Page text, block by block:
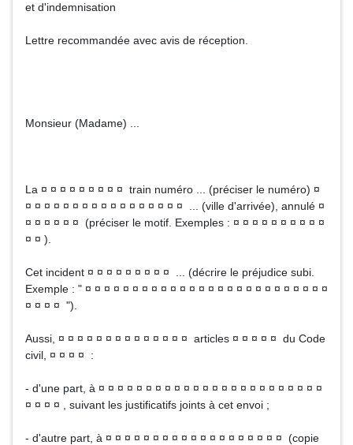
et d'indemnisation
Lettre recommandée avec avis de réception.
Monsieur (Madame) ...
La ¤ ¤ ¤ ¤ ¤ ¤ ¤ ¤ ¤ train numéro ... (préciser le numéro) ¤
¤ ¤ ¤ ¤ ¤ ¤ ¤ ¤ ¤ ¤ ¤ ¤ ¤ ¤ ¤ ¤ ¤ ... (ville d'arrivée), annulé ¤
¤ ¤ ¤ ¤ ¤ ¤ (préciser le motif. Exemples : ¤ ¤ ¤ ¤ ¤ ¤ ¤ ¤ ¤ ¤
¤ ¤ ).
Cet incident ¤ ¤ ¤ ¤ ¤ ¤ ¤ ¤ ¤ ... (décrire le préjudice subi.
Exemple : " ¤ ¤ ¤ ¤ ¤ ¤ ¤ ¤ ¤ ¤ ¤ ¤ ¤ ¤ ¤ ¤ ¤ ¤ ¤ ¤ ¤ ¤ ¤ ¤ ¤ ¤
¤ ¤ ¤ ¤ ").
Aussi, ¤ ¤ ¤ ¤ ¤ ¤ ¤ ¤ ¤ ¤ ¤ ¤ ¤ ¤ articles ¤ ¤ ¤ ¤ ¤ du Code
civil, ¤ ¤ ¤ ¤ :
- d'une part, à ¤ ¤ ¤ ¤ ¤ ¤ ¤ ¤ ¤ ¤ ¤ ¤ ¤ ¤ ¤ ¤ ¤ ¤ ¤ ¤ ¤ ¤ ¤ ¤
¤ ¤ ¤ ¤ , suivant les justificatifs joints à cet envoi ;
- d'autre part, à ¤ ¤ ¤ ¤ ¤ ¤ ¤ ¤ ¤ ¤ ¤ ¤ ¤ ¤ ¤ ¤ ¤ ¤ ¤ (copie